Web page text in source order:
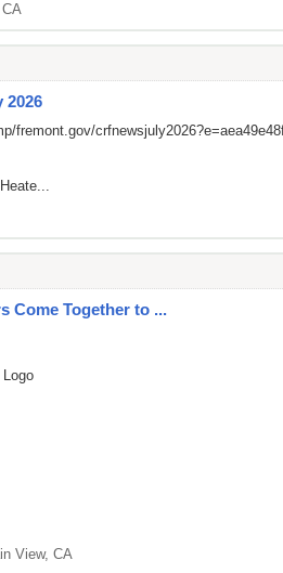
2026
fremont.gov/
Come Together to ...
View, CA